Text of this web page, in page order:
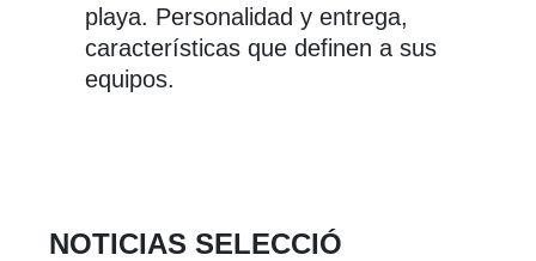
playa. Personalidad y entrega,
características que definen a sus
equipos.
NOTICIAS SELECCIÓ